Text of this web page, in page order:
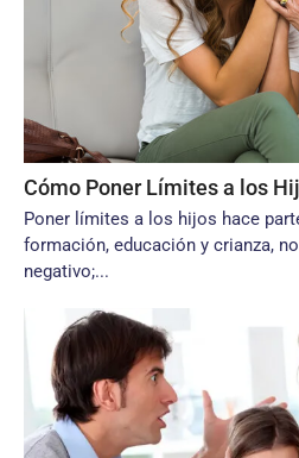
Cómo Poner Límites a los
Poner límites a los hijos hace
formación, educación y crianza,
negativo;...